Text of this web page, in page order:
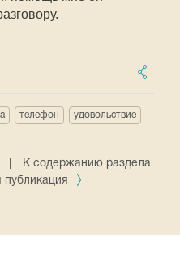
телефон удовольствие
К содержанию раздела